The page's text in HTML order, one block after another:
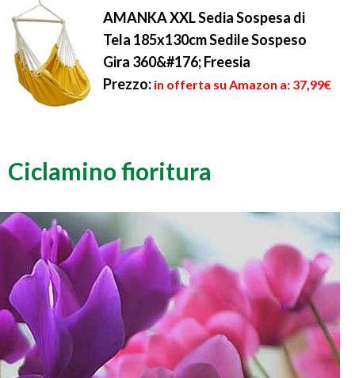
AMANKA XXL Sedia Sospesa di
Tela 185x130cm Sedile Sospeso
Gira 360&#176; Freesia
Prezzo: in offerta su Amazon a: 37,99€
Ciclamino fioritura